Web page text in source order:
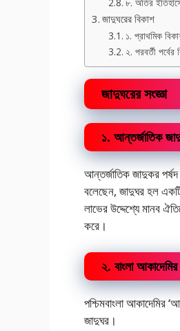
জাদুঘরের বিকাশ
১. প্রাথমিক
২. পরবর্তী পর্বের
জাদুঘরের সংজ্ঞা
১. আন্তর্জাতিক
আন্তর্জাতিক জাদুকর
বলেছেন, জাদুঘর হল একটি
লাভের উদ্দেশ্যে মানব
করে।
২. বাংলা
পশ্চিমবাংলা আকাদেমির
জাদুঘর।